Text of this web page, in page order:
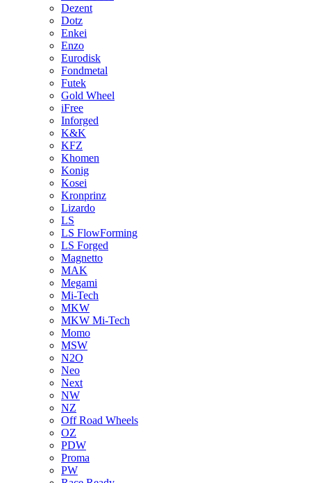
Dezent
Dotz
Enkei
Enzo
Eurodisk
Fondmetal
Futek
Gold Wheel
iFree
Inforged
K&K
KFZ
Khomen
Konig
Kosei
Kronprinz
Lizardo
LS
LS FlowForming
LS Forged
Magnetto
MAK
Megami
Mi-Tech
MKW
MKW Mi-Tech
Momo
MSW
N2O
Neo
Next
NW
NZ
Off Road Wheels
OZ
PDW
Proma
PW